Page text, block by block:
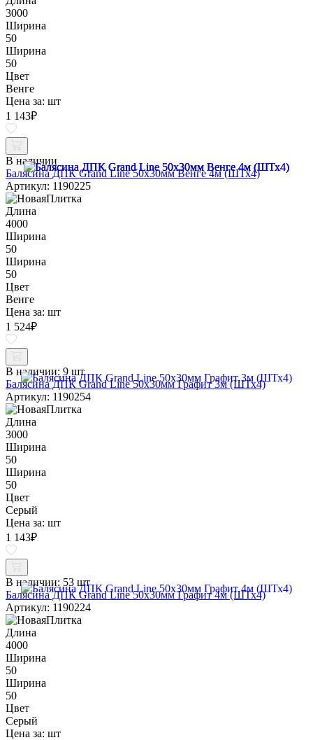
3000
Ширина
50
Ширина
50
Цвет
Венге
Цена за: шт
1 143₽
В наличии
Балясина ДПК Grand Line 50х30мм Венге 4м (ШТх4)
Артикул: 1190225
Длина
4000
Ширина
50
Ширина
50
Цвет
Венге
Цена за: шт
1 524₽
В наличии: 9 шт
Балясина ДПК Grand Line 50х30мм Графит 3м (ШТх4)
Артикул: 1190254
Длина
3000
Ширина
50
Ширина
50
Цвет
Серый
Цена за: шт
1 143₽
В наличии: 53 шт
Балясина ДПК Grand Line 50х30мм Графит 4м (ШТх4)
Артикул: 1190224
Длина
4000
Ширина
50
Ширина
50
Цвет
Серый
Цена за: шт